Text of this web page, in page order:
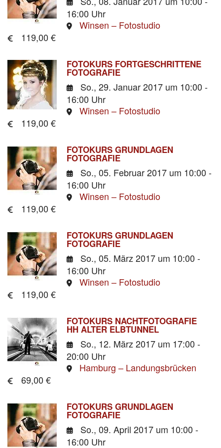
16:00 Uhr
Winsen – Fotostudio
119,00 €
FOTOKURS FORTGESCHRITTENE
FOTOGRAFIE
So., 29. Januar 2017 um 10:00 -
16:00 Uhr
Winsen – Fotostudio
119,00 €
FOTOKURS GRUNDLAGEN
FOTOGRAFIE
So., 05. Februar 2017 um 10:00 -
16:00 Uhr
Winsen – Fotostudio
119,00 €
FOTOKURS GRUNDLAGEN
FOTOGRAFIE
So., 05. März 2017 um 10:00 -
16:00 Uhr
Winsen – Fotostudio
119,00 €
FOTOKURS NACHTFOTOGRAFIE
HH ALTER ELBTUNNEL
So., 12. März 2017 um 17:00 -
20:00 Uhr
Hamburg – Landungsbrücken
69,00 €
FOTOKURS GRUNDLAGEN
FOTOGRAFIE
So., 09. April 2017 um 10:00 -
16:00 Uhr